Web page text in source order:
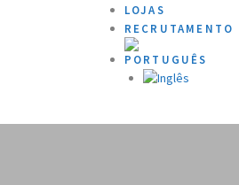
LOJAS
RECRUTAMENTO